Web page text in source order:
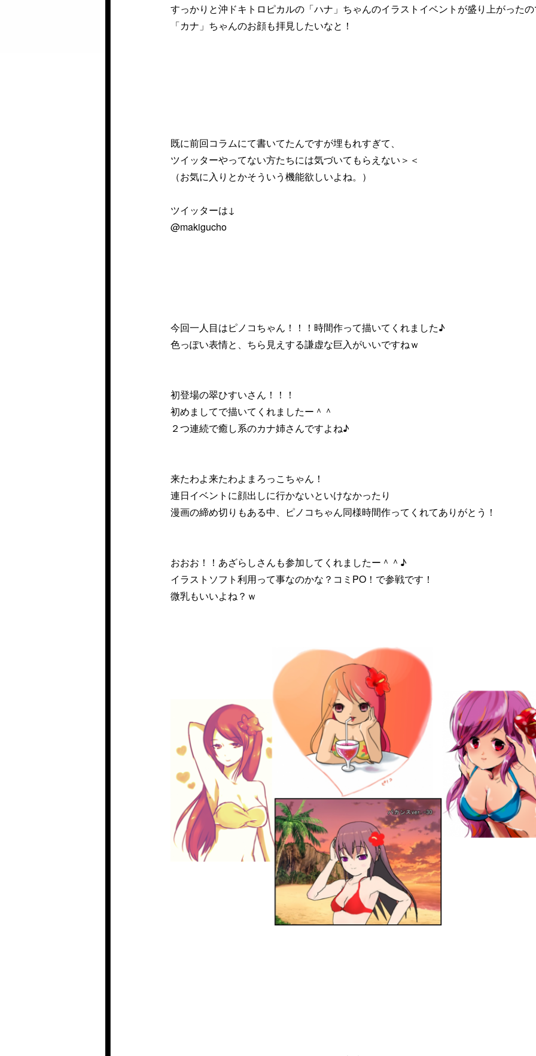
すっかりと沖ドキトロピカルの「ハナ」ちゃんのイラストイベントが盛り上がった
「カナ」ちゃんのお顔も拝見したいなと！
既に前回コラムにて書いてたんですが埋もれすぎて、
ツイッターやってない方たちには気づいてもらえない＞＜
（お気に入りとかそういう機能欲しいよね。）
ツイッターは↓
@makigucho
今回一人目はピノコちゃん！！！時間作って描いてくれました♪
色っぽい表情と、ちら見えする謙虚な巨入がいいですねｗ
初登場の翠ひすいさん！！！
初めましてで描いてくれましたー＾＾
２つ連続で癒し系のカナ姉さんですよね♪
来たわよ来たわよまろっこちゃん！
連日イベントに顔出しに行かないといけなかったり
漫画の締め切りもある中、ピノコちゃん同様時間作ってくれてありがとう！
おおお！！あざらしさんも参加してくれましたー＾＾♪
イラストソフト利用って事なのかな？コミPO！で参戦です！
微乳もいいよね？ｗ